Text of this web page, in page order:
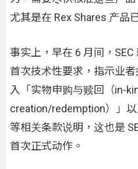
尤其是在 Rex Shares 产品
事实上，早在 6 月间，
首次技术性要求，指示业
入「实物申购与赎回（in-
creation/redemption）」以
等相关条款说明，这也是
首次正式动作。